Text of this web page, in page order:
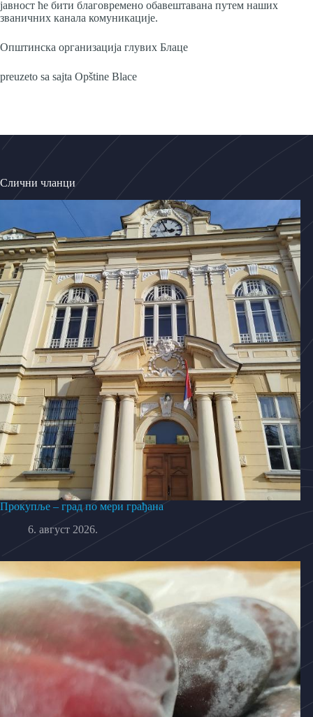
јавност ће бити благовремено обавештавана путем наших
званичних канала комуникације.
Општинска организација глувих Блаце
preuzeto sa sajta Opštine Blace
Слични чланци
Прокупље – град по мери грађана
6. август 2026.